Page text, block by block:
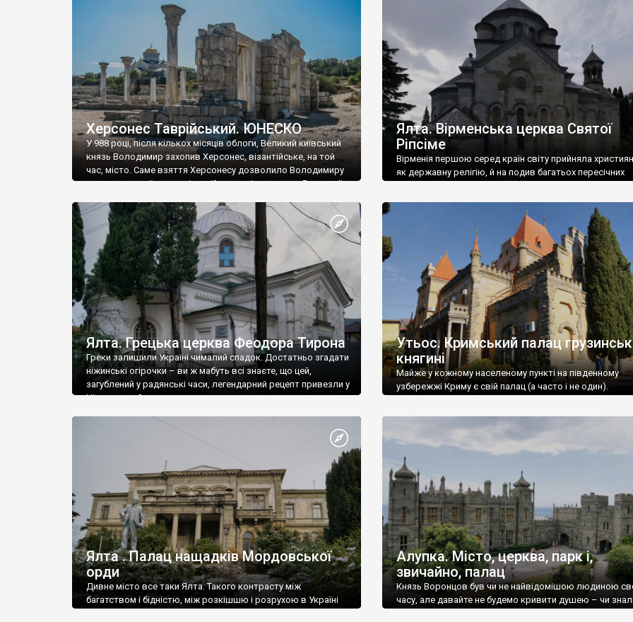
візантійської доби. Раритети викрадені з фондів об’єкту
культурної спадщини ЮНЕСКО «Херсонеса Таврійського».
Офіційно – на виставку «Золото Візантії», але експерти та
влада в Україні вважають це лише […]
називаються «повстяками» (postaki)…” “Вино. Крим
виробляє відмінне вино і його вдосталь: воно все
легке біле і дуже […]
Херсонес Таврійський. ЮНЕСКО
У 988 році, після кількох місяців облоги, Великий київський
князь Володимир захопив Херсонес, візантійське, на той
час, місто. Саме взяття Херсонесу дозволило Володимиру
диктувати свої умови візантійському імператору Василю ІІ,
Херсонесі Володимир-язичник, став Василем-
християнином. А потім було Хрещення Русі. На честь
Херсонесу Таврійського названо місто […]
Ялта. Вірменська церква Святої
Ріпсіме
Вірменія першою серед країн світу прийняла
як державну релігію, й на подив багатьох пересічних
Ялта. Грецька церква Феодора Тирона
Греки залишили Україні чималий спадок. Достатньо згадати
ніжинські огірочки – ви ж мабуть всі знаєте, що цей,
загублений у радянські часи, легендарний рецепт привезли у
Ніжин греки?
Утьос. Кримський палац
княгині
Майже у кожному населеному пункті на південному
узбережжі Криму є свій палац (а часто і не один).
Ялта . Палац нащадків Мордовської
орди
Дивне місто все таки Ялта. Такого контрасту між
багатством і бідністю, між розкішшю і розрухою в Україні
Алупка. Місто, церква, парк і,
звичайно, палац
Князь Воронцов був чи не найвідомішою людиною
часу, але давайте не будемо кривити душею – чи